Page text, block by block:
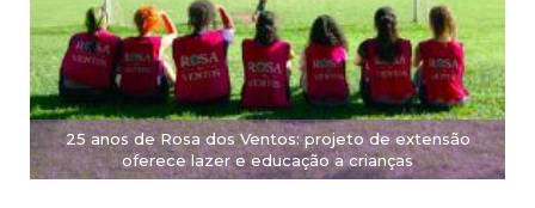
25 anos de Rosa dos Ventos: projeto de extensão
oferece lazer e educação a crianças